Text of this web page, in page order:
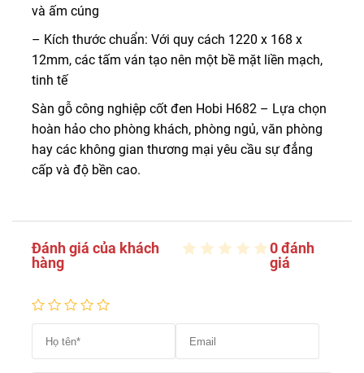
và ấm cúng
– Kích thước chuẩn: Với quy cách 1220 x 168 x
12mm, các tấm ván tạo nên một bề mặt liền mạch,
tinh tế
Sàn gỗ công nghiệp cốt đen Hobi H682 – Lựa chọn
hoàn hảo cho phòng khách, phòng ngủ, văn phòng
hay các không gian thương mại yêu cầu sự đẳng
cấp và độ bền cao.
Đánh giá của khách
hàng
0 đánh
giá